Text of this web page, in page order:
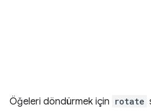
Öğeleri döndürmek için rotate